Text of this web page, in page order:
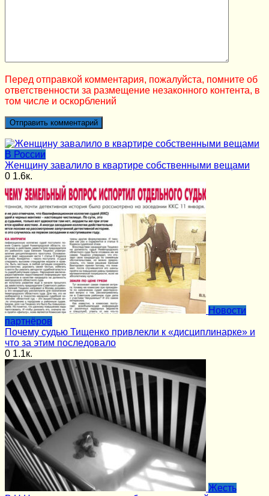
Перед отправкой комментария, пожалуйста, помните об
ответственности за размещение незаконного контента, в
том числе и оскорблений
В России
Женщину завалило в квартире собственными вещами
0 1.6к.
Новости
партнёров
Почему судью Тищенко привлекли к «дисциплинарке» и
что за этим последовало
0 1.1к.
Жесть